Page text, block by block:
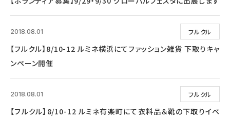
フルクル
2018.08.01
【フルクル】8/10-12 ルミネ横浜にてファッション雑貨 下取りキャ
ンペーン開催
フルクル
2018.08.01
【フルクル】8/10-12 ルミネ有楽町にて衣料品＆靴の下取りイベ